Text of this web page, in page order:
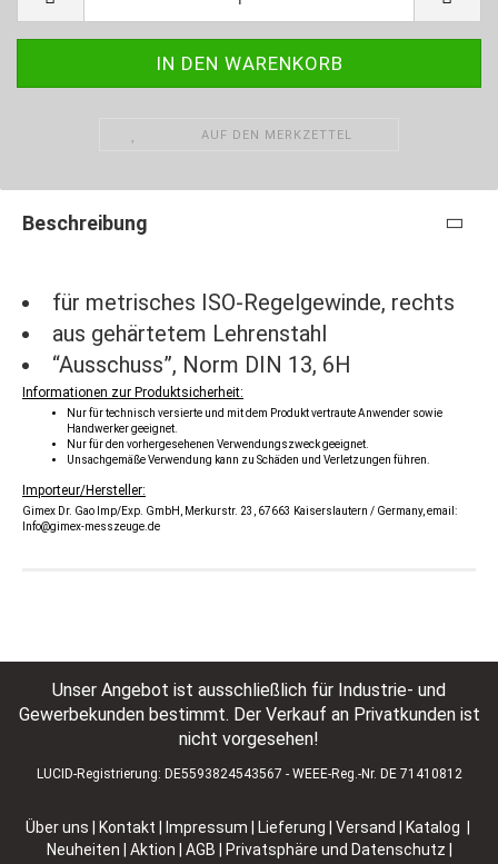
AUF DEN MERKZETTEL
Beschreibung
für metrisches ISO-Regelgewinde, rechts
aus gehärtetem Lehrenstahl
“Ausschuss”, Norm DIN 13, 6H
Informationen zur Produktsicherheit:
Nur für technisch versierte und mit dem Produkt vertraute Anwender sowie
Handwerker geeignet.
Nur für den vorhergesehenen Verwendungszweck geeignet.
Unsachgemäße Verwendung kann zu Schäden und Verletzungen führen.
Importeur/Hersteller:
Gimex Dr. Gao Imp/Exp. GmbH, Merkurstr. 23, 67663 Kaiserslautern / Germany, email:
Info@gimex-messzeuge.de
Unser Angebot ist ausschließlich für Industrie- und
Gewerbekunden bestimmt. Der Verkauf an Privatkunden ist
nicht vorgesehen!
LUCID-Registrierung: DE5593824543567 - WEEE-Reg.-Nr. DE 71410812
Über uns Kontakt Impressum Lieferung | Versand
Katalog |
Neuheiten | Aktion
AGB Privatsphäre und Datenschutz